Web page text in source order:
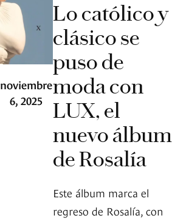
noviembre
6, 2025
Lo católico y
clásico se
puso de
moda con
LUX, el
nuevo álbum
de Rosalía
Este álbum marca el
regreso de Rosalía, con